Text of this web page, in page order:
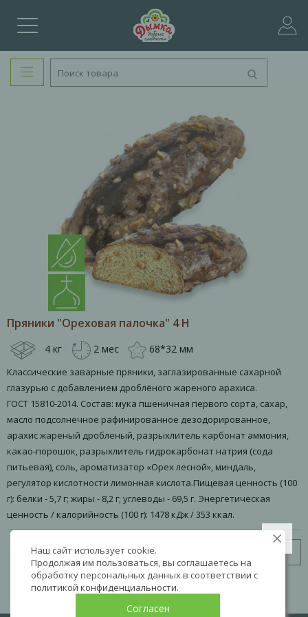
Пряники "Ореховая палочка" 4 Н
4 кг 2 мес 68*32 мм
Классические заварные пряники, заглазированные сахарной
глазурью с добавлением дроблёного жареного арахиса.
ГОСТ 15810-2014. Состав: мука пшеничная первого сорта, сахар,
масло подсолнечное рафинированное дезодорированное,
арахис жареный дробленый, разрыхлитель карбонат аммония,
какао-порошок, разрыхлитель гидрокарбонат натрия (сода
питьевая), соль, ароматизатор «Орех лесной», миндаль,
регулятор кислотности лимонная кислота.Пищевая ценность (100
г): белки - 5,7 г; жиры - 8,2 г; углеводы - 69,5 г. Энергетическая
ценность / калорийность (100 г): 1478 кДж / 353 ккал.
Узнать цену
Наш сайт использует cookie.
Продолжая им пользоваться, вы соглашаетесь на
обработку персональных данных в соответствии с
политикой конфиденциальности.
Согласен